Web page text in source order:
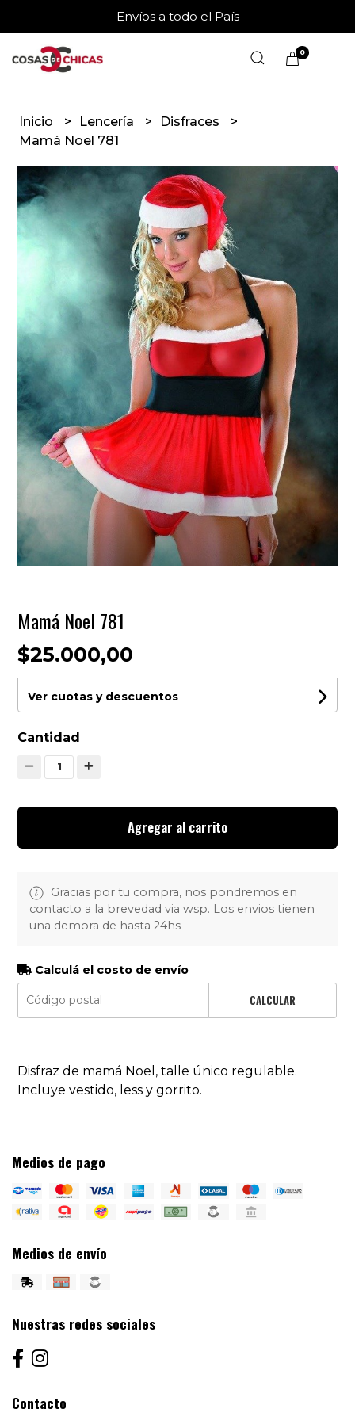
Envíos a todo el País
0
Inicio Lencería
Disfraces
Mamá Noel 781
Mamá Noel 781
$25.000,00
Ver cuotas y descuentos
Cantidad
1
Agregar al carrito
Gracias por tu compra, nos pondremos en
contacto a la brevedad via wsp. Los envios tienen
una demora de hasta 24hs
Calculá el costo de envío
CALCULAR
Disfraz de mamá Noel, talle único regulable.
Incluye vestido, less y gorrito.
Medios de pago
Medios de envío
Nuestras redes sociales
Contacto